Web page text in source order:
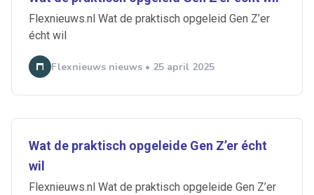
Flexnieuws.nl Wat de praktisch opgeleid Gen Z’er
écht wil
Flexnieuws nieuws • 25 april 2025
Wat de praktisch opgeleide Gen Z’er écht
wil
Flexnieuws.nl Wat de praktisch opgeleide Gen Z’er